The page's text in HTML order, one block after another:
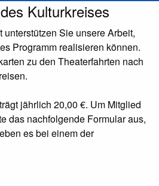
Kulturkreises
unterstützen Sie unsere Arbeit,
Programm realisieren können.
zu den Theaterfahrten nach
jährlich 20,00 €. Um Mitglied
das nachfolgende Formular aus,
es bei einem der